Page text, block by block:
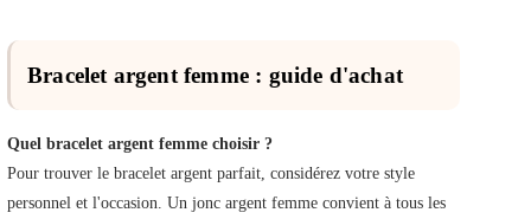
Bracelet argent femme : guide d'achat
Quel bracelet argent femme choisir ?
Pour trouver le bracelet argent parfait, considérez votre style
personnel et l'occasion. Un jonc argent femme convient à tous les